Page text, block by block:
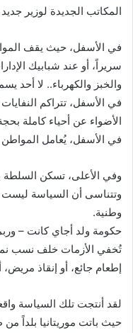
المكاتب الجديدة لوزير
في الأسفل، حيث يقف
سريراً، أو عند شبابيك
والخبز والكهرباء.. لا أحد
في الأسفل، تتراكم
الأضواء عن أحياء كاملة
في الأسفل، يُعامل
وفي الأعلى، تسكن السلطة
وتتناسى أن السياسة ليست
وطنية.
حكومة ولد أجاي كانت –
تُخفي الأزمات خلف نسب
إطعام جائع، أو إنقاذ
لقد أنتجت تلك السياسة
حيث باتت موريتانيا بلداً